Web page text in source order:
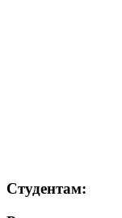
Студентам: